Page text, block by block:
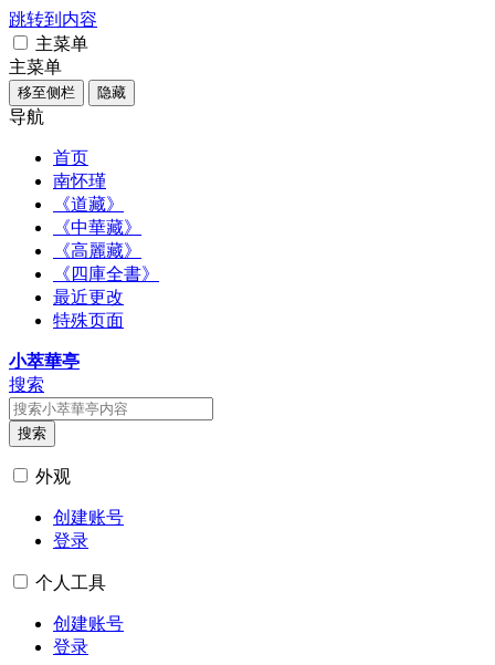
跳转到内容
主菜单
主菜单
移至侧栏 隐藏
导航
首页
南怀瑾
《道藏》
《中華藏》
《高麗藏》
《四庫全書》
最近更改
特殊页面
小萃華亭
搜索
搜索
外观
创建账号
登录
个人工具
创建账号
登录